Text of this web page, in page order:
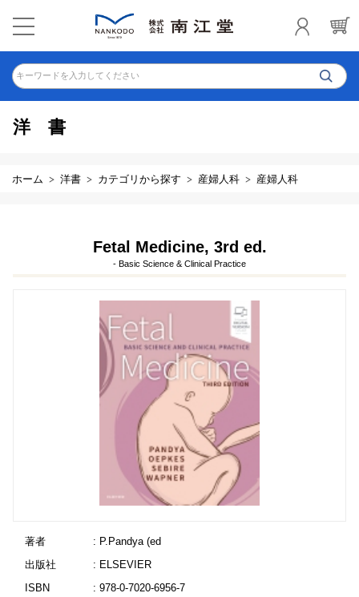
キーワードを入力してください
洋書
ホーム 洋書 カテゴリから探す 産婦人科 産婦人科
Fetal Medicine, 3rd ed.
- Basic Science & Clinical Practice
著者
: P.Pandya (ed
出版社
: ELSEVIER
ISBN
: 978-0-7020-6956-7